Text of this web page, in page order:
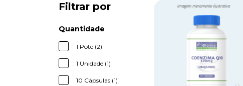
Filtrar por
Quantidade
1 Pote (2)
1 Unidade (1)
10 Cápsulas (1)